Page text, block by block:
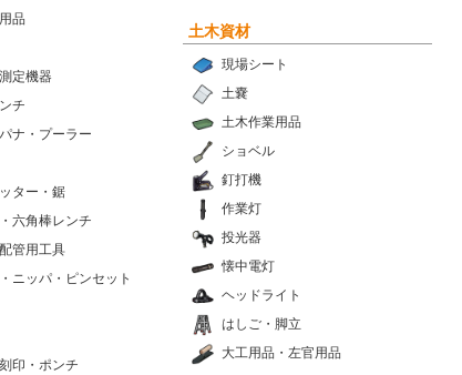
品
定機器
チ
ナ・プーラー
ター・鋸
六角棒レンチ
管用工具
ニッパ・ピンセット
印・ポンチ
土木資材
現場シート
土嚢
土木作業用品
ショベル
釘打機
作業灯
投光器
懐中電灯
ヘッドライト
はしご・脚立
大工用品・左官用品